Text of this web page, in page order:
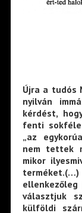
Újra a tudós
nyilván
kérdést,
fenti
„az
nem tettek
mikor
választjuk
külföldi